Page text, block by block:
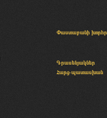
Փաստաբանի
Գրասենյակներ
Հարց-պատասխան